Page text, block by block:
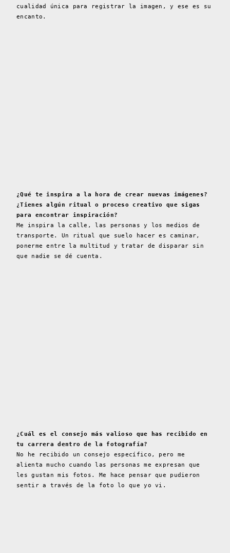
cualidad única para registrar la imagen, y ese es su
encanto.
¿Qué te inspira a la hora de crear nuevas imágenes?
¿Tienes algún ritual o proceso creativo que sigas
para encontrar inspiración?
Me inspira la calle, las personas y los medios de
transporte. Un ritual que suelo hacer es caminar,
ponerme entre la multitud y tratar de disparar sin
que nadie se dé cuenta.
¿Cuál es el consejo más valioso que has recibido en
tu carrera dentro de la fotografía?
No he recibido un consejo específico, pero me
alienta mucho cuando las personas me expresan que
les gustan mis fotos. Me hace pensar que pudieron
sentir a través de la foto lo que yo vi.